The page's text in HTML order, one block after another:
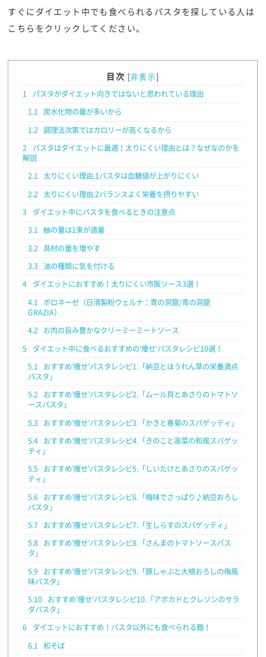
すぐにダイエット中でも食べられるパスタを探している人は
こちらをクリックしてください。
目次 [非表示]
1
パスタがダイエット向きではないと思われている理由
1.1 炭水化物の量が多いから
1.2 調理法次第ではカロリーが高くなるから
2
パスタはダイエットに最適！太りにくい理由とは？なぜなのかを
解説
2.1 太りにくい理由.1パスタは血糖値が上がりにくい
2.2 太りにくい理由.2バランスよく栄養を摂りやすい
3
ダイエット中にパスタを食べるときの注意点
3.1 麵の量は1束が適量
3.2 具材の量を増やす
3.3 油の種類に気を付ける
4
ダイエットにおすすめ！太りにくい市販ソース3選！
4.1
ボロネーゼ（日清製粉ウェルナ：青の洞窟/青の洞窟
GRAZIA）
4.2 お肉の旨み豊かなクリーミーミートソース
5
ダイエット中に食べるおすすめの’痩せ’パスタレシピ10選！
5.1
おすすめ’痩せ’パスタレシピ1.「納豆とほうれん草の栄養満点
パスタ」
5.2 おすすめ’痩せ’パスタレシピ2.「ムール貝とあさりのトマトソ
ースパスタ」
5.3 おすすめ’痩せ’パスタレシピ3.「かきと春菊のスパゲッティ」
5.4 おすすめ’痩せ’パスタレシピ4.「きのこと高菜の和風スパゲッ
ティ」
5.5 おすすめ’痩せ’パスタレシピ5.「しいたけとあさりのスパゲッ
ティ」
5.6 おすすめ’痩せ’パスタレシピ6.「梅味でさっぱり♪納豆おろし
パスタ」
5.7 おすすめ’痩せ’パスタレシピ7.「生しらすのスパゲッティ」
5.8 おすすめ’痩せ’パスタレシピ8.「さんまのトマトソースパス
タ」
5.9 おすすめ’痩せ’パスタレシピ9.「豚しゃぶと大根おろしの梅風
味パスタ」
5.10 おすすめ’痩せ’パスタレシピ10.「アボカドとクレソンのサラ
ダパスタ」
6
ダイエットにおすすめ！パスタ以外にも食べられる麺！
6.1 和そば